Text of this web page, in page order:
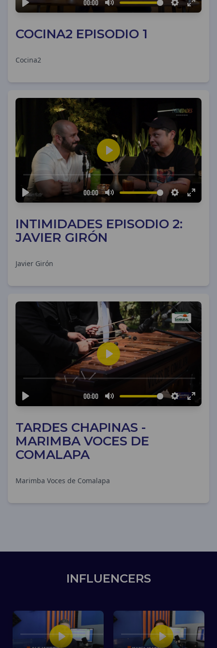
COCINA2 EPISODIO 1
Cocina2
INTIMIDADES EPISODIO 2:
JAVIER GIRÓN
Javier Girón
TARDES CHAPINAS -
MARIMBA VOCES DE
COMALAPA
Marimba Voces de Comalapa
INFLUENCERS